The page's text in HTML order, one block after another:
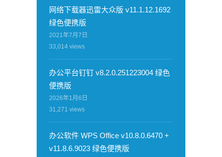
网络下载器迅雷大众版 v11.1.12.1692
绿色便携版
2021年7月7日
33,014 views
办公平台钉钉 v8.2.0.251223004 绿色
便携版
2026年1月6日
31,271 views
办公软件 WPS Office v10.8.0.6470 +
v11.8.6.9023 绿色便携版